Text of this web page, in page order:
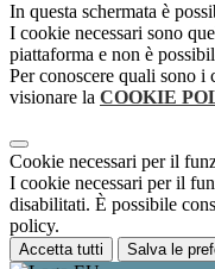
In questa schermata è
I cookie necessari sono
piattaforma e non è
Per conoscere quali sono i
visionare la COOKIE
Cookie necessari per il
I cookie necessari per il
disabilitati. È possibile
policy.
Accetta tutti Salva le